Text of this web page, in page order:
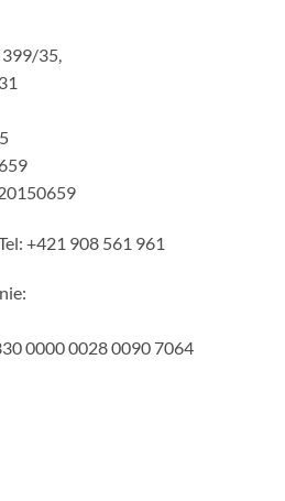
35,
+421 908 561 961
0000 0028 0090 7064